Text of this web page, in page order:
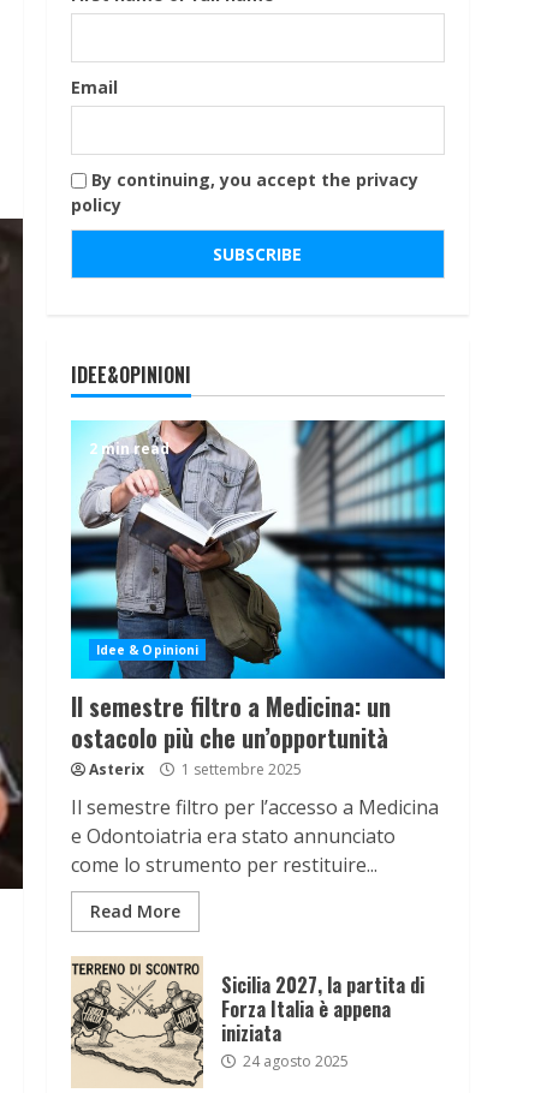
Email
By continuing, you accept the privacy
policy
IDEE&OPINIONI
2 min read
Idee & Opinioni
Il semestre filtro a Medicina: un
ostacolo più che un’opportunità
Asterix 1 settembre 2025
Il semestre filtro per l’accesso a Medicina
e Odontoiatria era stato annunciato
come lo strumento per restituire...
Read More
Sicilia 2027, la partita di
Forza Italia è appena
iniziata
24 agosto 2025